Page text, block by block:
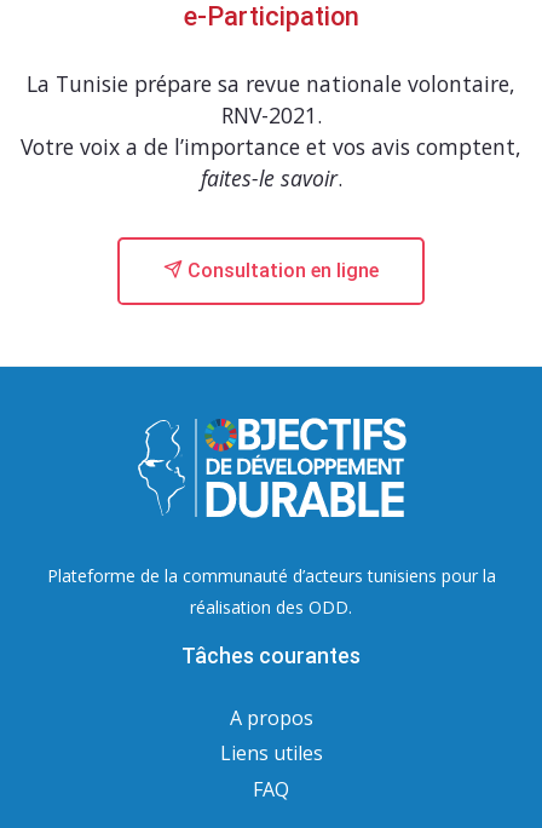
e-Participation
La Tunisie prépare sa revue nationale volontaire,
RNV-2021.
Votre voix a de l’importance et vos avis comptent,
faites-le savoir.
Consultation en ligne
Plateforme de la communauté d’acteurs tunisiens pour la
réalisation des ODD.
Tâches courantes
A propos
Liens utiles
FAQ